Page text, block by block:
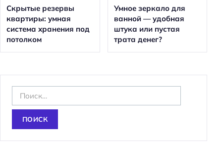
Скрытые резервы
квартиры: умная
система хранения под
потолком
Умное зеркало для
ванной — удобная
штука или пустая
трата денег?
а
и